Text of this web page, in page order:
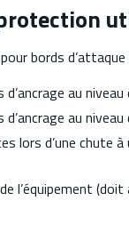
bords
au niveau
au niveau
lors d’une chute
l’équipement